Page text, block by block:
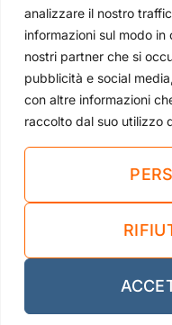
analizzare il nostro
informazioni sul modo
nostri partner che si
pubblicità e social
con altre informazioni
raccolto dal suo utilizzo
tel. 051.70.22.15
mail.
Via Andrea Costa,
(BO)
Sei già nostro
Cookie